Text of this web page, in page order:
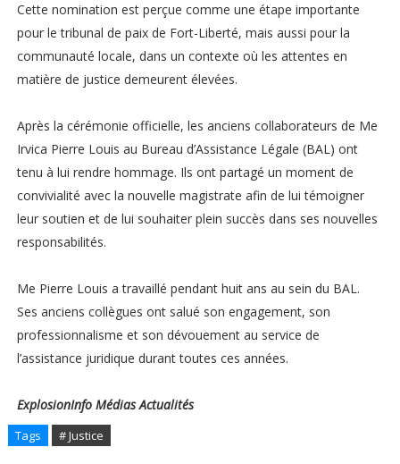
Cette nomination est perçue comme une étape importante
pour le tribunal de paix de Fort-Liberté, mais aussi pour la
communauté locale, dans un contexte où les attentes en
matière de justice demeurent élevées.
Après la cérémonie officielle, les anciens collaborateurs de Me
Irvica Pierre Louis au Bureau d’Assistance Légale (BAL) ont
tenu à lui rendre hommage. Ils ont partagé un moment de
convivialité avec la nouvelle magistrate afin de lui témoigner
leur soutien et de lui souhaiter plein succès dans ses nouvelles
responsabilités.
Me Pierre Louis a travaillé pendant huit ans au sein du BAL.
Ses anciens collègues ont salué son engagement, son
professionnalisme et son dévouement au service de
l’assistance juridique durant toutes ces années.
ExplosionInfo Médias Actualités
Tags # Justice